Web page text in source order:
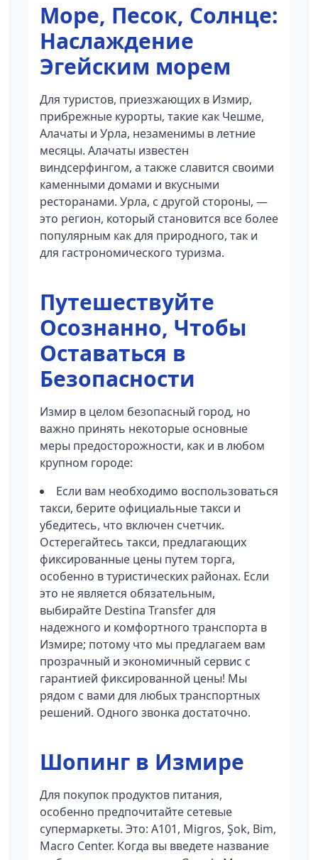
Море, Песок, Солнце:
Наслаждение
Эгейским морем
Для туристов, приезжающих в Измир,
прибрежные курорты, такие как Чешме,
Алачаты и Урла, незаменимы в летние
месяцы. Алачаты известен
виндсерфингом, а также славится своими
каменными домами и вкусными
ресторанами. Урла, с другой стороны, —
это регион, который становится все более
популярным как для природного, так и
для гастрономического туризма.
Путешествуйте
Осознанно, Чтобы
Оставаться в
Безопасности
Измир в целом безопасный город, но
важно принять некоторые основные
меры предосторожности, как и в любом
крупном городе:
Если вам необходимо воспользоваться
такси, берите официальные такси и
убедитесь, что включен счетчик.
Остерегайтесь такси, предлагающих
фиксированные цены путем торга,
особенно в туристических районах. Если
это не является обязательным,
выбирайте Destina Transfer для
надежного и комфортного транспорта в
Измире; потому что мы предлагаем вам
прозрачный и экономичный сервис с
гарантией фиксированной цены! Мы
рядом с вами для любых транспортных
решений. Одного звонка достаточно.
Шопинг в Измире
Для покупок продуктов питания,
особенно предпочитайте сетевые
супермаркеты. Это: A101, Migros, Şok, Bim,
Macro Center. Когда вы введете название